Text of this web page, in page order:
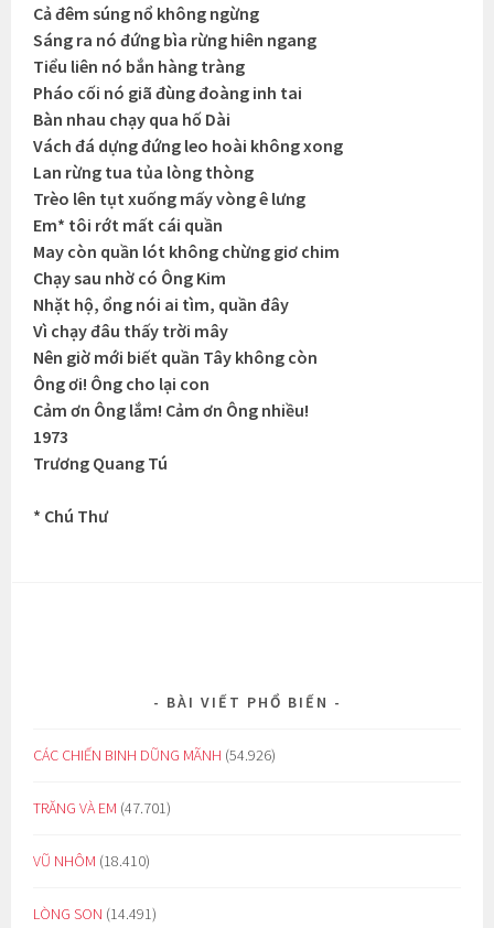
Cả đêm súng nổ không ngừng
Sáng ra nó đứng bìa rừng hiên ngang
Tiểu liên nó bắn hàng tràng
Pháo cối nó giã đùng đoàng inh tai
Bàn nhau chạy qua hố Dài
Vách đá dựng đứng leo hoài không xong
Lan rừng tua tủa lòng thòng
Trèo lên tụt xuống mấy vòng ê lưng
Em* tôi rớt mất cái quần
May còn quần lót không chừng giơ chim
Chạy sau nhờ có Ông Kim
Nhặt hộ, ổng nói ai tìm, quần đây
Vì chạy đâu thấy trời mây
Nên giờ mới biết quần Tây không còn
Ông ơi! Ông cho lại con
Cảm ơn Ông lắm! Cảm ơn Ông nhiều!
1973
Trương Quang Tú
* Chú Thư
BÀI VIẾT PHỔ BIẾN
CÁC CHIẾN BINH DŨNG MÃNH (54.926)
TRĂNG VÀ EM (47.701)
VŨ NHÔM (18.410)
LÒNG SON (14.491)